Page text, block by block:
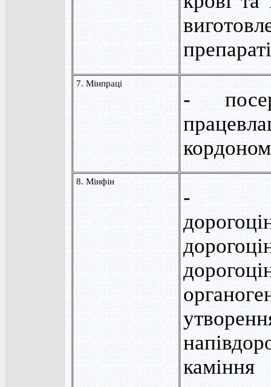
7. Мінпраці
-
кордоном
8. Мінфін
-
каміння